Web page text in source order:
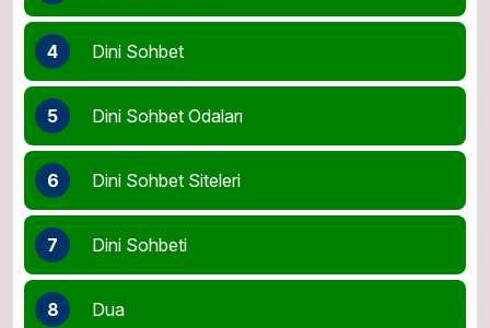
4 Dini Sohbet
5 Dini Sohbet Odaları
6 Dini Sohbet Siteleri
7 Dini Sohbeti
8 Dua